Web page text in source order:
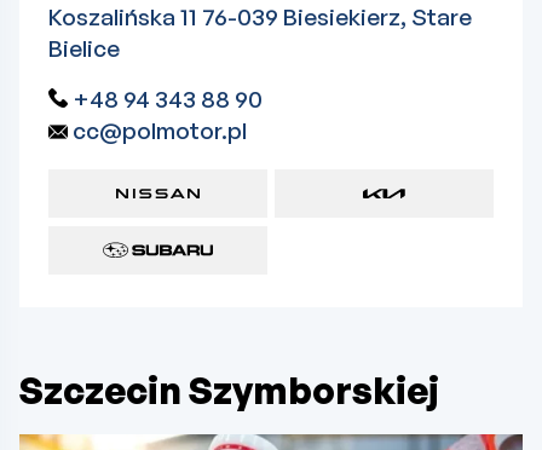
Koszalińska 11 76-039 Biesiekierz, Stare
Bielice
+48 94 343 88 90
cc@polmotor.pl
Szczecin Szymborskiej